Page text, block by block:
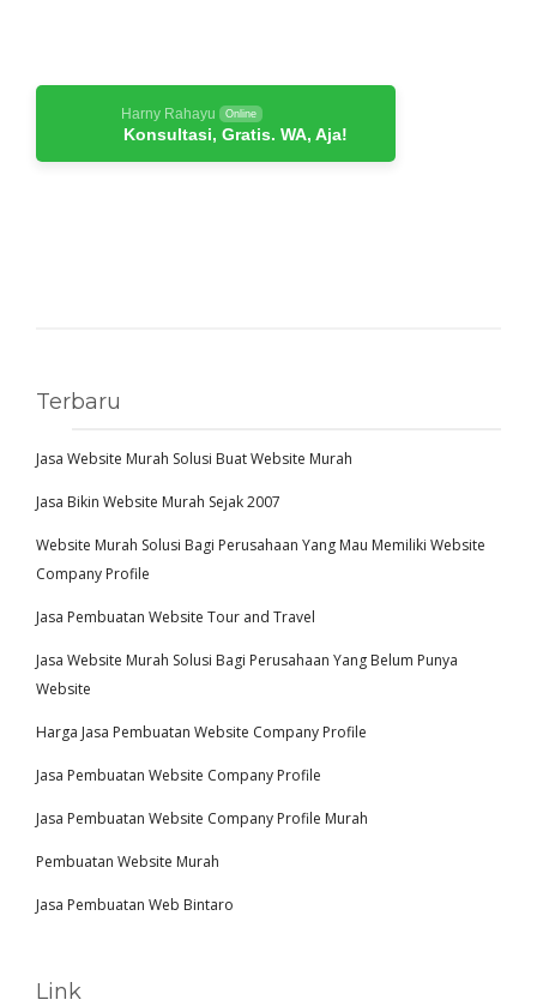
Harny Rahayu Online
Konsultasi, Gratis. WA, Aja!
Terbaru
Jasa Website Murah Solusi Buat Website Murah
Jasa Bikin Website Murah Sejak 2007
Website Murah Solusi Bagi Perusahaan Yang Mau Memiliki Website
Company Profile
Jasa Pembuatan Website Tour and Travel
Jasa Website Murah Solusi Bagi Perusahaan Yang Belum Punya
Website
Harga Jasa Pembuatan Website Company Profile
Jasa Pembuatan Website Company Profile
Jasa Pembuatan Website Company Profile Murah
Pembuatan Website Murah
Jasa Pembuatan Web Bintaro
Link